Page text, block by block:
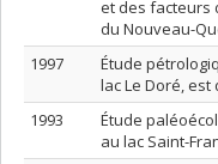
et des facteurs
du Nouveau-
1997
Étude
lac Le Doré,
1993
Étude
au lac Saint-